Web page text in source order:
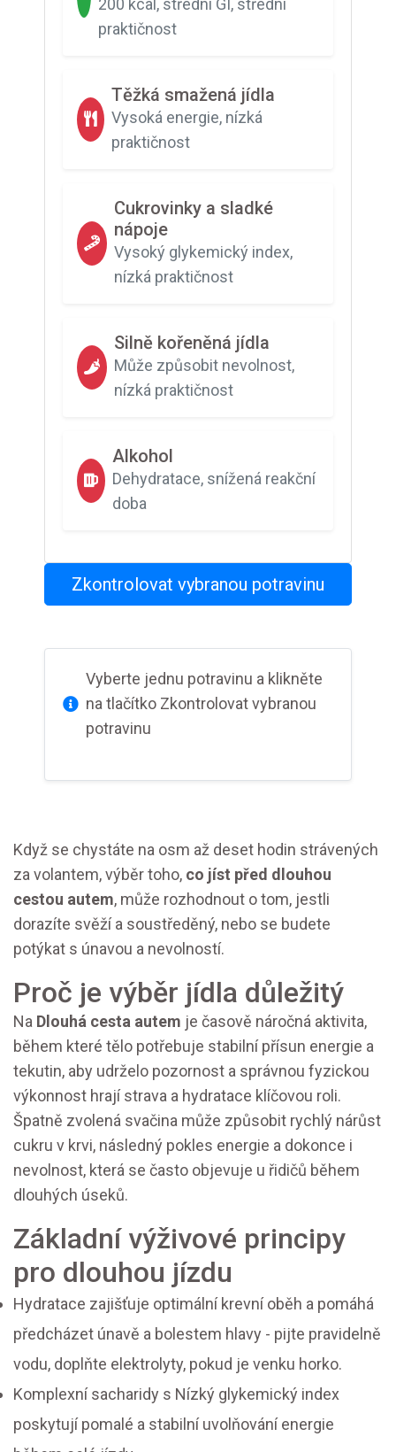
200 kcal, střední GI, střední
praktičnost
Těžká smažená jídla
Vysoká energie, nízká
praktičnost
Cukrovinky a sladké
nápoje
Vysoký glykemický index,
nízká praktičnost
Silně kořeněná jídla
Může způsobit nevolnost,
nízká praktičnost
Alkohol
Dehydratace, snížená reakční
doba
Zkontrolovat vybranou potravinu
Vyberte jednu potravinu a klikněte
na tlačítko Zkontrolovat vybranou
potravinu
Když se chystáte na osm až deset hodin strávených
za volantem, výběr toho, co jíst před dlouhou
cestou autem, může rozhodnout o tom, jestli
dorazíte svěží a soustředěný, nebo se budete
potýkat s únavou a nevolností.
Proč je výběr jídla důležitý
Na Dlouhá cesta autem je časově náročná aktivita,
během které tělo potřebuje stabilní přísun energie a
tekutin, aby udrželo pozornost a správnou fyzickou
výkonnost hrají strava a hydratace klíčovou roli.
Špatně zvolená svačina může způsobit rychlý nárůst
cukru v krvi, následný pokles energie a dokonce i
nevolnost, která se často objevuje u řidičů během
dlouhých úseků.
Základní výživové principy
pro dlouhou jízdu
Hydratace zajišťuje optimální krevní oběh a pomáhá
předcházet únavě a bolestem hlavy - pijte pravidelně
vodu, doplňte elektrolyty, pokud je venku horko.
Komplexní sacharidy s Nízký glykemický index
poskytují pomalé a stabilní uvolňování energie